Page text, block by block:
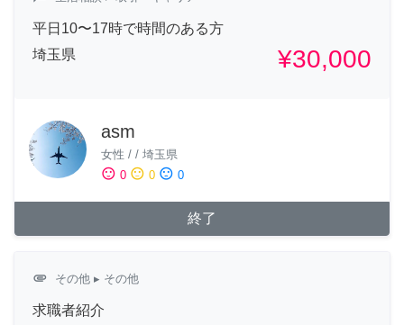
平日10〜17時で時間のある方
埼玉県
¥30,000
asm
女性 / / 埼玉県
sentiment_satisfied 0 sentiment_neutral 0 sentiment_dissatisfied 0
終了
attachment その他 ▸ その他
求職者紹介